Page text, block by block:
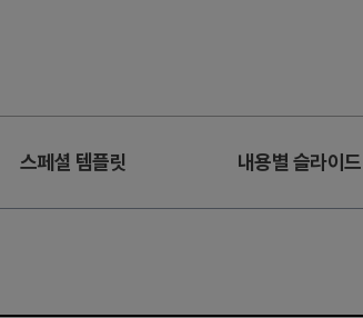
스페셜 템플릿 내용별 슬라이드